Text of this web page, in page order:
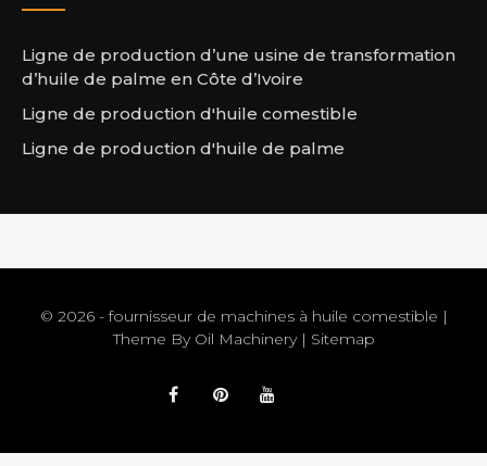
Ligne de production d’une usine de transformation
d’huile de palme en Côte d’Ivoire
Ligne de production d'huile comestible
Ligne de production d'huile de palme
© 2026 - fournisseur de machines à huile comestible |
Theme By Oil Machinery| Sitemap